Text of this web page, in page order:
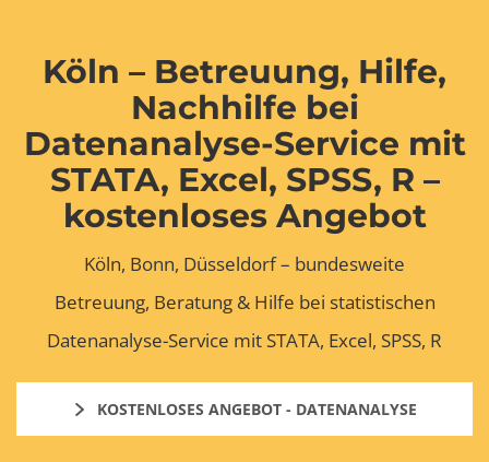
Köln – Betreuung, Hilfe,
Nachhilfe bei
Datenanalyse-Service mit
STATA, Excel, SPSS, R –
kostenloses Angebot
Köln, Bonn, Düsseldorf – bundesweite
Betreuung, Beratung & Hilfe bei statistischen
Datenanalyse-Service mit STATA, Excel, SPSS, R
KOSTENLOSES ANGEBOT - DATENANALYSE